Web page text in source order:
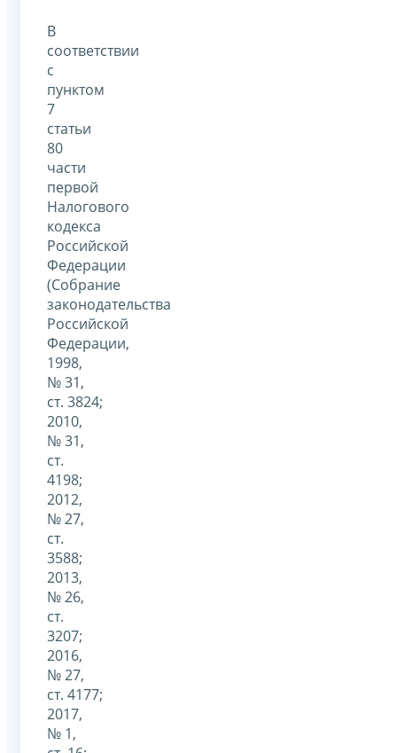
В
соответствии
с
пунктом
7
статьи
80
части
первой
Налогового
кодекса
Российской
Федерации
(Собрание
законодательства
Российской
Федерации,
1998,
№ 31,
ст. 3824;
2010,
№ 31,
ст.
4198;
2012,
№ 27,
ст.
3588;
2013,
№ 26,
ст.
3207;
2016,
№ 27,
ст. 4177;
2017,
№ 1,